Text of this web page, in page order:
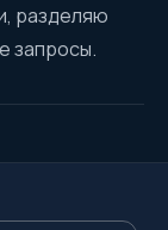
разделяю
запросы.